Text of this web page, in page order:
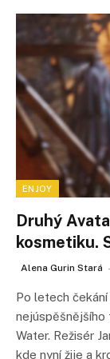
ENJOY
Druhý
kosmetiku.
Alena Gurin Stará
Po letech
nejúspěšnějšího
Water. Režisér
kde nyní žije a